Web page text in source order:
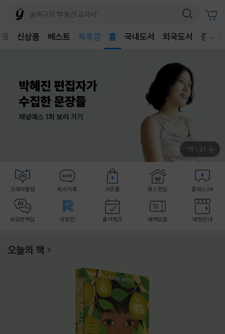
신상품 베스트
독후감
홈 국내도서 외국도서 중고샵
16 / 21
크레마클럽 독서기록 사은품 예스펀딩 클래스24
AI일문백답 리딩런 출석체크 혜택모음 매장안내
오늘의 책